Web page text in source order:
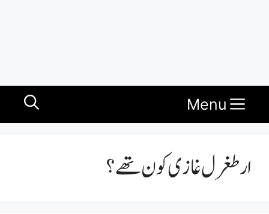
Menu
ارطغرل غازی کون تھے؟